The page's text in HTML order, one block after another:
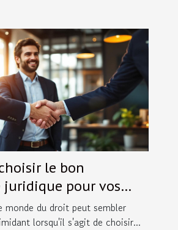
le bon
juridique pour vos
?
monde du droit peut sembler
lorsqu'il s'agit de choisir...